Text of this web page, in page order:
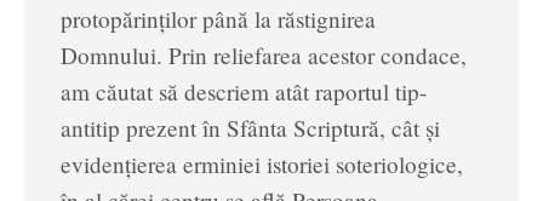
protopărinţilor până la răstignirea
Domnului. Prin reliefarea acestor condace,
am căutat să descriem atât raportul tip-
antitip prezent în Sfânta Scriptură, cât şi
evidenţierea erminiei istoriei soteriologice,